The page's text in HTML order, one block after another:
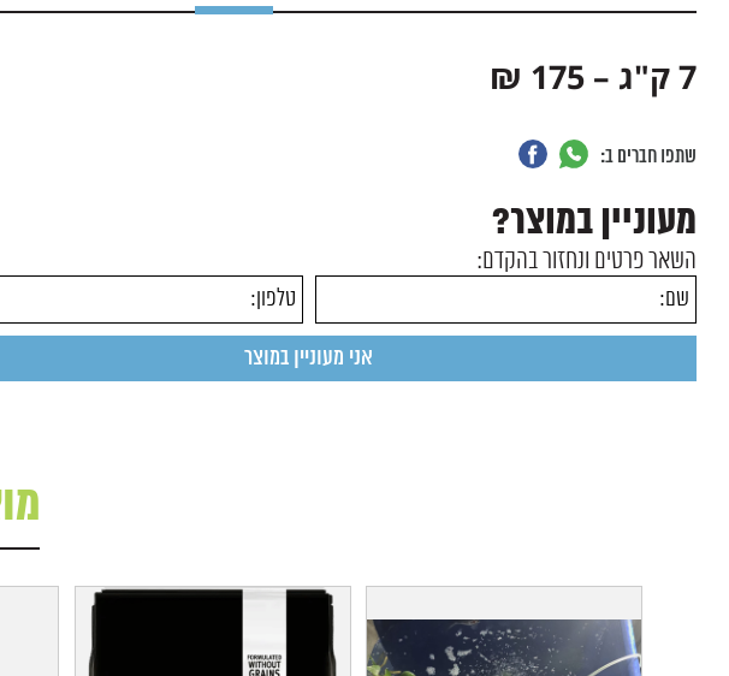
7 ק"ג – 175 ₪
שתפו חברים ב:
מעוניין במוצר?
השאר פרטים ונחזור בהקדם: